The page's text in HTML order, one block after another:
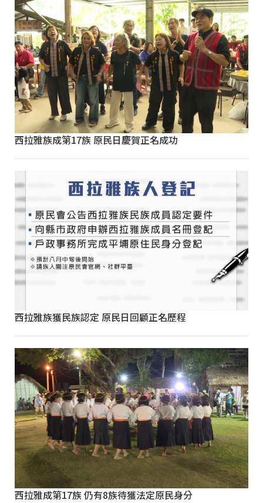
西拉雅族成第17族 原民日慶賀正名成功
西拉雅族獲民族認定 原民日回顧正名歷程
西拉雅成第17族 仍有8族待獲法定原民身分